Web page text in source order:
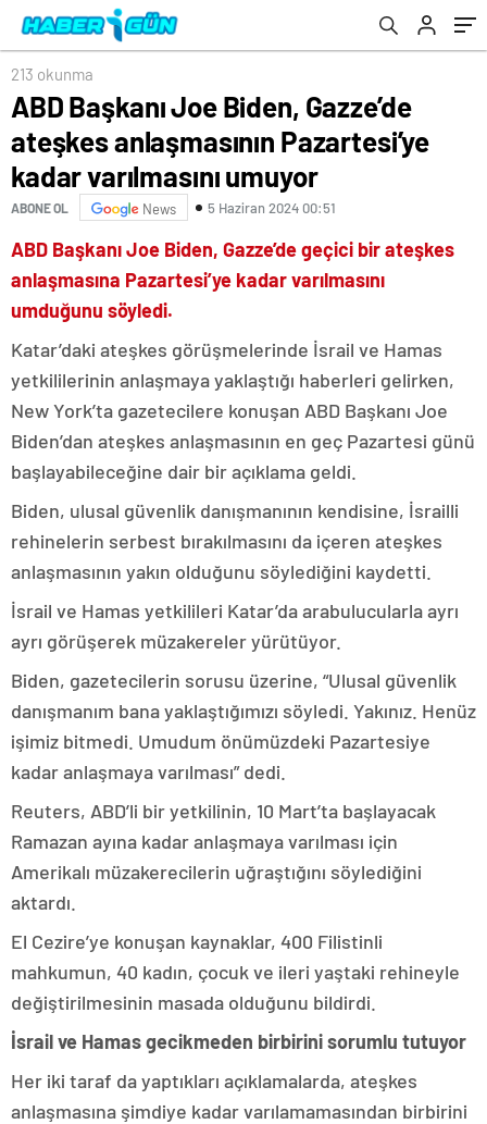
213 okunma
ABD Başkanı Joe Biden, Gazze’de
ateşkes anlaşmasının Pazartesi’ye
kadar varılmasını umuyor
ABONE OL News 5 Haziran 2024 00:51
ABD Başkanı Joe Biden, Gazze’de geçici bir ateşkes
anlaşmasına Pazartesi’ye kadar varılmasını
umduğunu söyledi.
Katar’daki ateşkes görüşmelerinde İsrail ve Hamas
yetkililerinin anlaşmaya yaklaştığı haberleri gelirken,
New York’ta gazetecilere konuşan ABD Başkanı Joe
Biden’dan ateşkes anlaşmasının en geç Pazartesi günü
başlayabileceğine dair bir açıklama geldi.
Biden, ulusal güvenlik danışmanının kendisine, İsrailli
rehinelerin serbest bırakılmasını da içeren ateşkes
anlaşmasının yakın olduğunu söylediğini kaydetti.
İsrail ve Hamas yetkilileri Katar’da arabulucularla ayrı
ayrı görüşerek müzakereler yürütüyor.
Biden, gazetecilerin sorusu üzerine, “Ulusal güvenlik
danışmanım bana yaklaştığımızı söyledi. Yakınız. Henüz
işimiz bitmedi. Umudum önümüzdeki Pazartesiye
kadar anlaşmaya varılması” dedi.
Reuters, ABD’li bir yetkilinin, 10 Mart’ta başlayacak
Ramazan ayına kadar anlaşmaya varılması için
Amerikalı müzakerecilerin uğraştığını söylediğini
aktardı.
El Cezire’ye konuşan kaynaklar, 400 Filistinli
mahkumun, 40 kadın, çocuk ve ileri yaştaki rehineyle
değiştirilmesinin masada olduğunu bildirdi.
İsrail ve Hamas gecikmeden birbirini sorumlu tutuyor
Her iki taraf da yaptıkları açıklamalarda, ateşkes
anlaşmasına şimdiye kadar varılamamasından birbirini